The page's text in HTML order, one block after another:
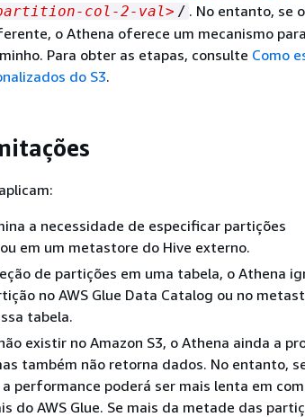
col-2-val> / . No entanto, se
o Athena oferece um mecanismo para
Para obter as etapas, consulte Como
do S3.
a necessidade de especificar partições
em um metastore do Hive externo.
de partições em uma tabela, o Athena
no AWS Glue Data Catalog ou no
tabela.
existir no Amazon S3, o Athena ainda a
também não retorna dados. No entanto,
performance poderá ser mais lenta em
do AWS Glue. Se mais da metade das